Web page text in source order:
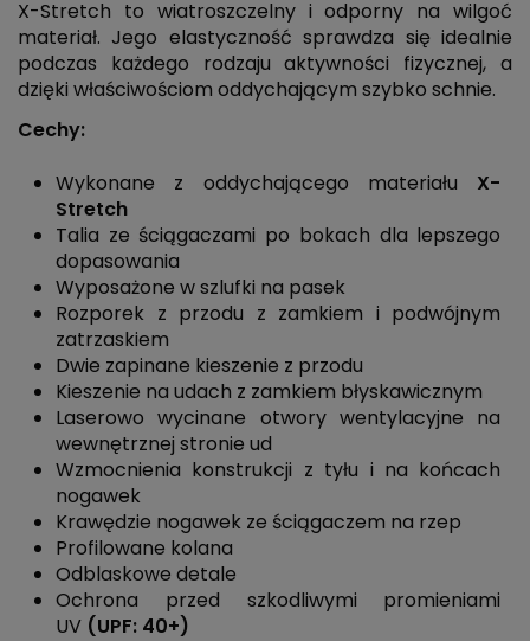
X-Stretch to wiatroszczelny i odporny na wilgoć
materiał. Jego elastyczność sprawdza się idealnie
podczas każdego rodzaju aktywności fizycznej, a
dzięki właściwościom oddychającym szybko schnie.
Cechy:
Wykonane z oddychającego materiału X-
Stretch
Talia ze ściągaczami po bokach dla lepszego
dopasowania
Wyposażone w szlufki na pasek
Rozporek z przodu z zamkiem i podwójnym
zatrzaskiem
Dwie zapinane kieszenie z przodu
Kieszenie na udach z zamkiem błyskawicznym
Laserowo wycinane otwory wentylacyjne na
wewnętrznej stronie ud
Wzmocnienia konstrukcji z tyłu i na końcach
nogawek
Krawędzie nogawek ze ściągaczem na rzep
Profilowane kolana
Odblaskowe detale
Ochrona przed szkodliwymi promieniami
UV (UPF: 40+)